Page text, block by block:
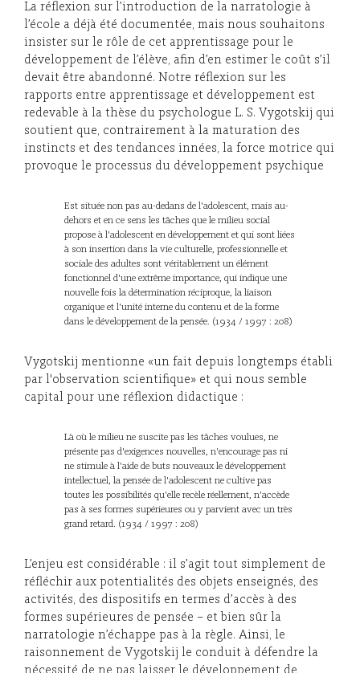
La réflexion sur l’introduction de la narratologie à
l’école a déjà été documentée, mais nous souhaitons
insister sur le rôle de cet apprentissage pour le
développement de l’élève, afin d’en estimer le coût s’il
devait être abandonné. Notre réflexion sur les
rapports entre apprentissage et développement est
redevable à la thèse du psychologue L. S. Vygotskij qui
soutient que, contrairement à la maturation des
instincts et des tendances innées, la force motrice qui
provoque le processus du développement psychique
Est située non pas au-dedans de l'adolescent, mais au-
dehors et en ce sens les tâches que le milieu social
propose à l'adolescent en développement et qui sont liées
à son insertion dans la vie culturelle, professionnelle et
sociale des adultes sont véritablement un élément
fonctionnel d'une extrême importance, qui indique une
nouvelle fois la détermination réciproque, la liaison
organique et l'unité interne du contenu et de la forme
dans le développement de la pensée. (1934 / 1997 : 208)
Vygotskij mentionne «un fait depuis longtemps établi
par l'observation scientifique» et qui nous semble
capital pour une réflexion didactique :
Là où le milieu ne suscite pas les tâches voulues, ne
présente pas d'exigences nouvelles, n'encourage pas ni
ne stimule à l'aide de buts nouveaux le développement
intellectuel, la pensée de l'adolescent ne cultive pas
toutes les possibilités qu'elle recèle réellement, n'accède
pas à ses formes supérieures ou y parvient avec un très
grand retard. (1934 / 1997 : 208)
L’enjeu est considérable : il s’agit tout simplement de
réfléchir aux potentialités des objets enseignés, des
activités, des dispositifs en termes d’accès à des
formes supérieures de pensée – et bien sûr la
narratologie n’échappe pas à la règle. Ainsi, le
raisonnement de Vygotskij le conduit à défendre la